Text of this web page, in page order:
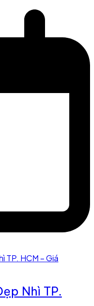
Nhì TP.